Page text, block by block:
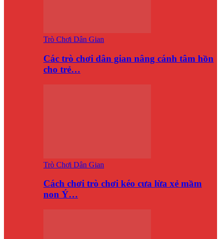
Trò Chơi Dân Gian
Các trò chơi dân gian nâng cánh tâm hồn
cho trẻ…
Trò Chơi Dân Gian
Cách chơi trò chơi kéo cưa lừa xẻ mầm
non Ý…